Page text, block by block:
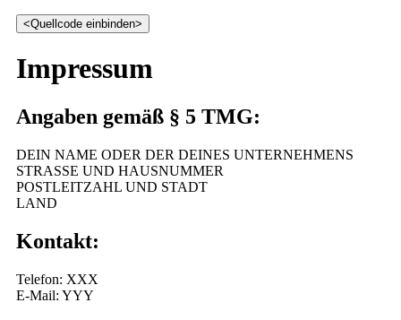
<Quellcode einbinden>
Impressum
Angaben gemäß § 5 TMG:
DEIN NAME ODER DER DEINES UNTERNEHMENS
STRASSE UND HAUSNUMMER
POSTLEITZAHL UND STADT
LAND
Kontakt:
Telefon: XXX
E-Mail: YYY